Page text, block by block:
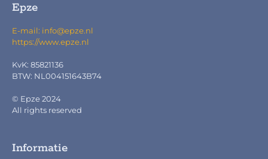
Epze
E-mail: info@epze.nl
https://www.epze.nl
KvK: 85821136
BTW: NL004151643B74
© Epze 2024
All rights reserved
Informatie